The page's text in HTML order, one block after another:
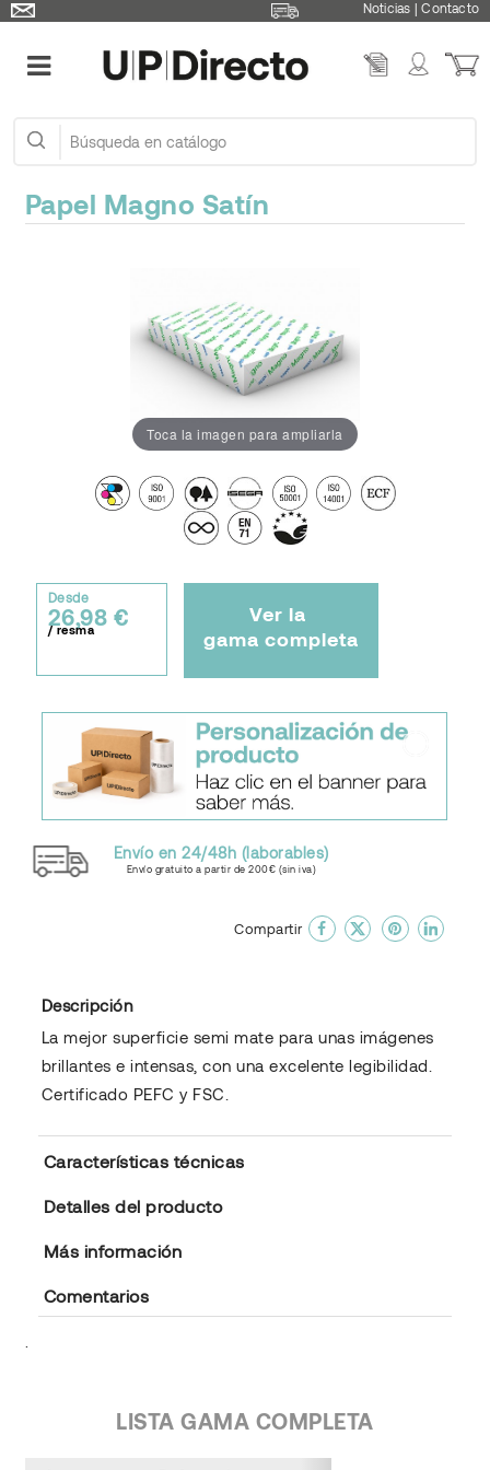
Noticias |Contacto
Papel Magno Satín
Toca la imagen para ampliarla
Desde
26,98 €
/ resma
Ver la
gama completa
Envío en 24/48h (laborables)
Envío gratuito a partir de 200€ (sin iva)
Compartir
Descripción
La mejor superficie semi mate para unas imágenes
brillantes e intensas, con una excelente legibilidad.
Certificado PEFC y FSC.
Características técnicas
Detalles del producto
Más información
Comentarios
LISTA GAMA COMPLETA